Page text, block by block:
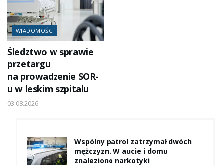
WIADOMOŚCI
Śledztwo w sprawie
przetargu
na prowadzenie SOR-
u w leskim szpitalu
03.08.2026
Wspólny patrol zatrzymał dwóch
mężczyzn. W aucie i domu
znaleziono narkotyki